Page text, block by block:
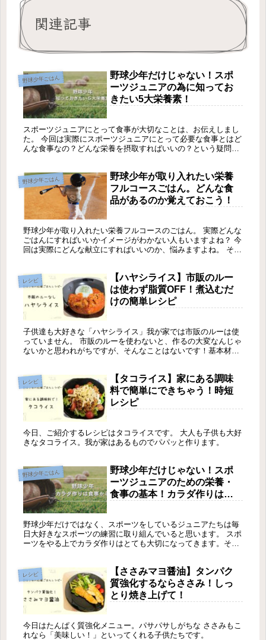
関連記事
野球少年ごはん
野球少年だけじゃない！スポ
ーツジュニアの為に知ってお
きたい5大栄養素！
スポーツジュニアにとって食事が大切なことは、お伝えしまし
た。 今回は実際にスポーツジュニアにとって必要な食事とはど
んな食事なの？どんな栄養を摂取すればいいの？という疑問点
養素とは、炭水化物、脂質、タンパク質、ミネラル、ビタミン
です。 そこで今回はスポーツジュニアの為に知っておきたい5
大栄養素の働きをおい伝えしていきます。
野球少年ごはん
野球少年が取り入れたい栄養
フルコースごはん。どんな食
品があるのか覚えておこう！
野球少年が取り入れたい栄養フルコースのごはん。 実際どんな
ごはんにすればいいかイメージがわかない人もいますよね？ 今
回は実際にどんな献立にすればいいのか、悩みますよね。 そこ
スごはんが作れるようになれます。 野球少年を持つママさんは
もちろん、スポーツジュニアを持つママさんパパさんの参考に
なれれば幸いです。
レシピ
【ハヤシライス】市販のルー
は使わず脂質OFF！煮込むだ
けの簡単レシピ
子供達も大好きな「ハヤシライス」我が家では市販のルーは使
っていません。 市販のルーを使わないと、作るの大変なんじゃ
ないかと思われがちですが、そんなことはないです！基本材料
ヤシライス」おすすめですよ！炭水化物もしっかり取れるので
試合前にもおすすめ！
レシピ
【タコライス】家にある調味
料で簡単にできちゃう！時短
レシピ
今日、ご紹介するレシピはタコライスです。 大人も子供も大好
きなタコライス。我が家はあるものでパパッと作ります。
野球少年ごはん
野球少年だけじゃない！スポ
ーツジュニアのための栄養・
食事の基本！カラダ作りは食
野球少年だけではなく、スポーツをしているジュニアたちは毎
日大好きなスポーツの練習に取り組んでいると思います。 スポ
ーツをやる上でカラダ作りはとても大切になってきます。そこ
量を食べればいいというものでもありません。 特にスポーツを
しているジュニアたちは、カラダの成長分の栄養も必要になっ
てくるので、今後の活動にも大きく影響が出てくるものだと思
っています。 そこで今回は、私が普段の食事で気にしている基
礎として学んだスポーツジュニアの食事の大切さをお伝えしま
レシピ
【ささみマヨ醤油】タンパク
質強化するならささみ！しっ
とり焼き上げて！
今日はたんぱく質強化メニュー。パサパサしがちな ささみもこ
れなら「美味しい！」といってくれる子供たちです。